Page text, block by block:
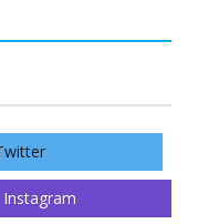
Instagram